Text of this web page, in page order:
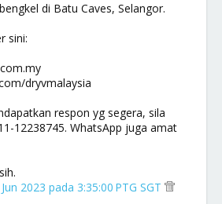
di Batu Caves, Selangor.
sini:
dryvmalaysia
respon yg segera, sila
12238745. WhatsApp juga amat
2023 pada 3:35:00 PTG SGT